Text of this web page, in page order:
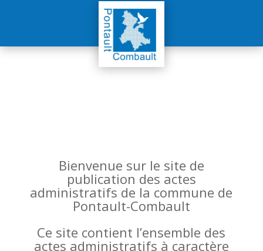
Bienvenue sur le site de
publication des actes
administratifs de la commune de
Pontault-Combault
Ce site contient l’ensemble des
actes administratifs à caractère